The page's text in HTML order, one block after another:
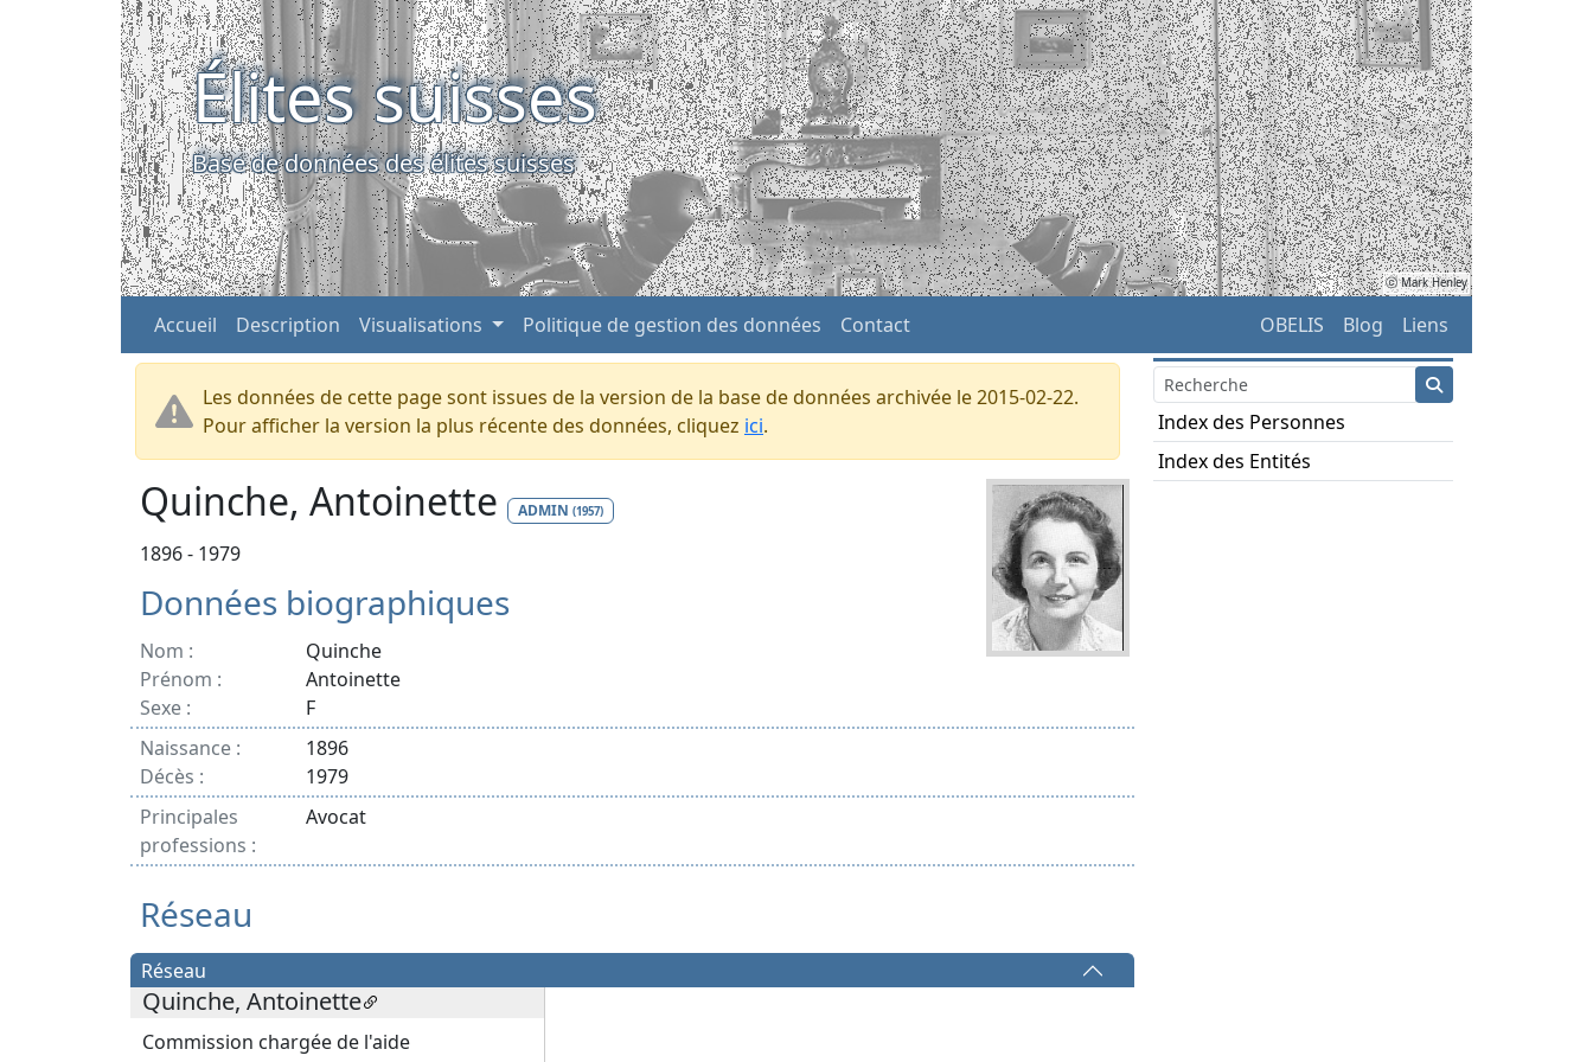
Élites suisses
Base de données des élites suisses
ⓒ Mark Henley
Accueil Description Visualisations Politique de gestion des données Contact OBELIS Blog Liens
Les données de cette page sont issues de la version de la base de données archivée le 2015-02-22.
Pour afficher la version la plus récente des données, cliquez ici.
Quinche, Antoinette ADMIN (1957)
1896 - 1979
Données biographiques
Nom :
Quinche
Prénom :
Antoinette
Sexe :
F
Naissance :
1896
Décès :
1979
Principales
professions :
Avocat
Réseau
Réseau
Quinche, Antoinette
Commission chargée de l'aide
Index des Personnes
Index des Entités